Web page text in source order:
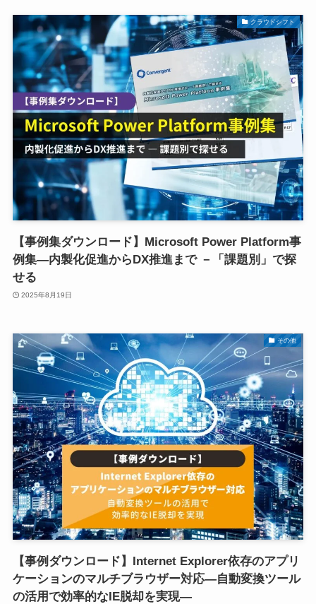
クラウドシフト
【事例集ダウンロード】Microsoft Power Platform事
例集―内製化促進からDX推進まで －「課題別」で探
せる
2025年8月19日
その他
【事例ダウンロード】Internet Explorer依存のアプリ
ケーションのマルチブラウザー対応―自動変換ツール
の活用で効率的なIE脱却を実現―